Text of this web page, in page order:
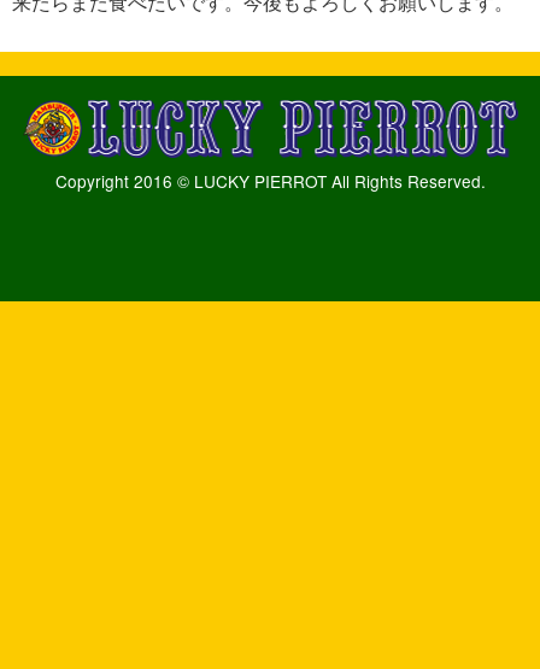
Copyright 2016 © LUCKY PIERROT All Rights Reserved.